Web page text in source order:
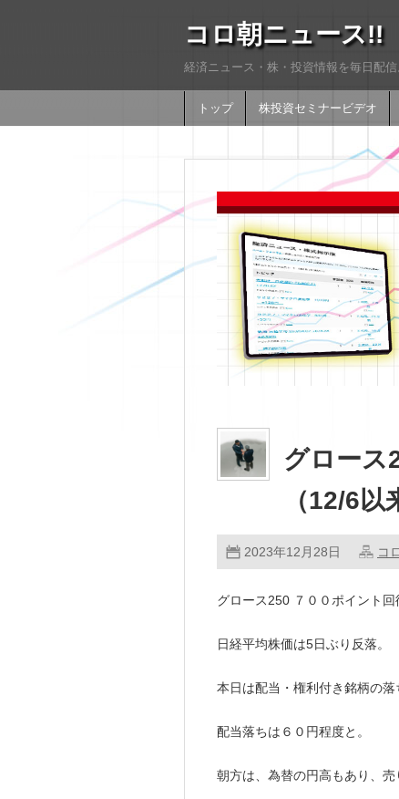
コロ朝ニュース!!
経済ニュース・株・投資情報を毎日配
トップ 株投資セミナービデオ
グロース
（12/6以
2023年12月28日 コ
グロース250 ７００ポイント回
日経平均株価は5日ぶり反落。
本日は配当・権利付き銘柄の落
配当落ちは６０円程度と。
朝方は、為替の円高もあり、売